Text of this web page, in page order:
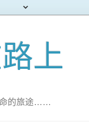
上
的旅途……